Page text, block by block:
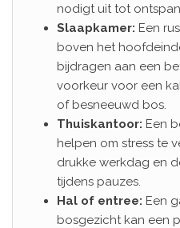
nodigt uit tot
Slaapkamer: Een
boven het
bijdragen aan een
voorkeur voor een
of besneeuwd bos.
Thuiskantoor: Een
helpen om stress te
drukke werkdag en
tijdens pauzes.
Hal of entree: Een
bosgezicht kan een